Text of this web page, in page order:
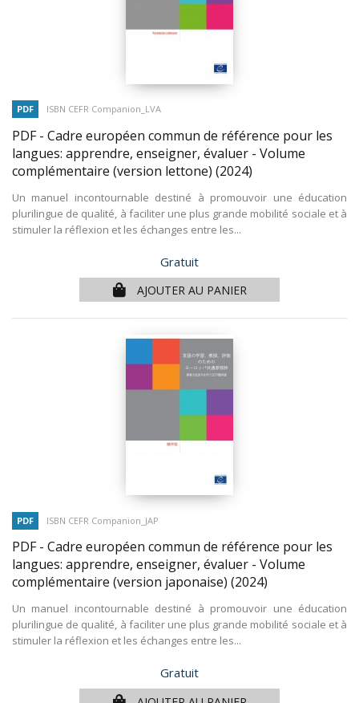
PDF ISBN CEFR Companion_LVA
PDF - Cadre européen commun de référence pour les
langues: apprendre, enseigner, évaluer - Volume
complémentaire (version lettone) (2024)
Un manuel incontournable destiné à promouvoir une éducation
plurilingue de qualité, à faciliter une plus grande mobilité sociale et à
stimuler la réflexion et les échanges entre les...
Prix
Gratuit
AJOUTER AU PANIER
PDF ISBN CEFR Companion_JAP
PDF - Cadre européen commun de référence pour les
langues: apprendre, enseigner, évaluer - Volume
complémentaire (version japonaise) (2024)
Un manuel incontournable destiné à promouvoir une éducation
plurilingue de qualité, à faciliter une plus grande mobilité sociale et à
stimuler la réflexion et les échanges entre les...
Prix
Gratuit